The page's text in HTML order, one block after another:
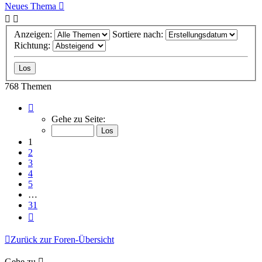
Neues Thema
Anzeigen:
Sortiere nach:
Richtung:
768 Themen
von
Gehe zu Seite:
1
2
3
4
5
…
31
Zurück zur Foren-Übersicht